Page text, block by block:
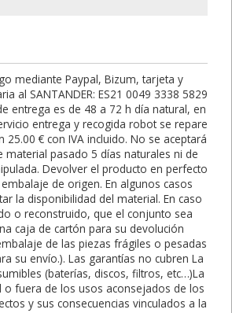
mediante Paypal, Bizum, tarjeta y
al SANTANDER: ES21 0049 3338 5829
entrega es de 48 a 72 h día natural, en
entrega y recogida robot se repare
€ con IVA incluido. No se aceptará
material pasado 5 días naturales ni de
Devolver el producto en perfecto
de origen. En algunos casos
la disponibilidad del material. En caso
o reconstruido, que el conjunto sea
caja de cartón para su devolución
de las piezas frágiles o pesadas
su envío.). Las garantías no cubren La
(baterías, discos, filtros, etc…)La
o fuera de los usos aconsejados de los
y sus consecuencias vinculados a la